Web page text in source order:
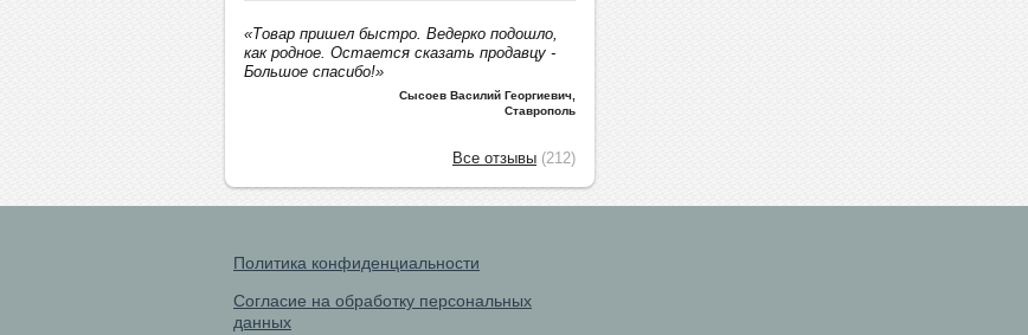
«Товар пришел быстро. Ведерко подошло,
как родное. Остается сказать продавцу -
Большое спасибо!»
Сысоев Василий Георгиевич
Ставрополь
Все отзывы (212)
Политика конфиденциальности
Согласие на обработку персональных
данных